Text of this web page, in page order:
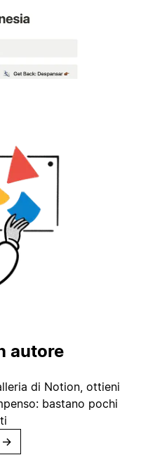
autore
di Notion, ottieni
bastano pochi
→